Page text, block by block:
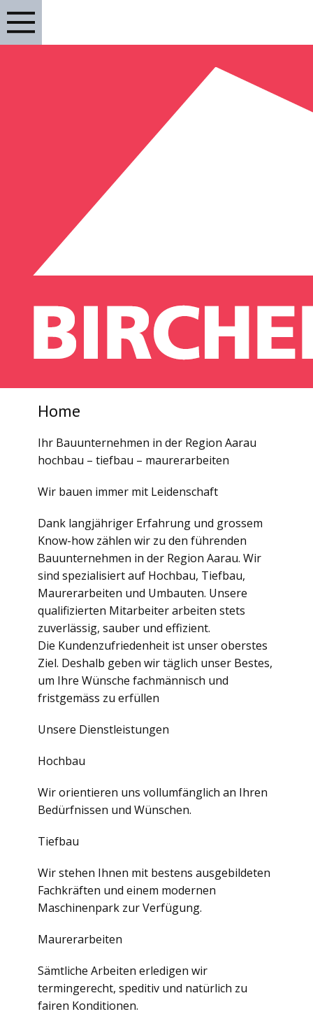
Home
Ihr Bauunternehmen in der Region Aarau
hochbau – tiefbau – maurerarbeiten
Wir bauen immer mit Leidenschaft
Dank langjähriger Erfahrung und grossem
Know-how zählen wir zu den führenden
Bauunternehmen in der Region Aarau. Wir
sind spezialisiert auf Hochbau, Tiefbau,
Maurerarbeiten und Umbauten. Unsere
qualifizierten Mitarbeiter arbeiten stets
zuverlässig, sauber und effizient.
Die Kundenzufriedenheit ist unser oberstes
Ziel. Deshalb geben wir täglich unser Bestes,
um Ihre Wünsche fachmännisch und
fristgemäss zu erfüllen
Unsere Dienstleistungen
Hochbau
Wir orientieren uns vollumfänglich an Ihren
Bedürfnissen und Wünschen.
Tiefbau
Wir stehen Ihnen mit bestens ausgebildeten
Fachkräften und einem modernen
Maschinenpark zur Verfügung.
Maurerarbeiten
Sämtliche Arbeiten erledigen wir
termingerecht, speditiv und natürlich zu
fairen Konditionen.